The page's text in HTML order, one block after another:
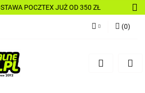
POCZTEX JUŻ OD 350 ZŁ
Zarejestruj się
(0)